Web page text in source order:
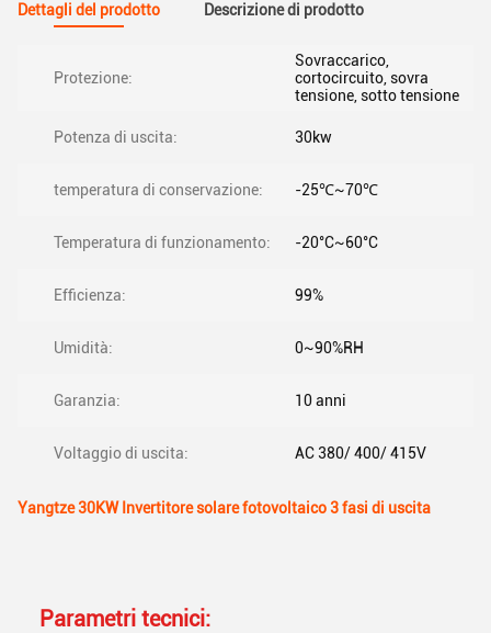
Dettagli del prodotto Descrizione di prodotto
Protezione:
Sovraccarico,
cortocircuito, sovra
tensione, sotto tensione
Potenza di uscita: 30kw
temperatura di conservazione: -25℃~70℃
Temperatura di funzionamento: -20°C~60°C
Efficienza: 99%
Umidità: 0~90%RH
Garanzia: 10 anni
Voltaggio di uscita: AC 380/ 400/ 415V
Yangtze 30KW Invertitore solare fotovoltaico 3 fasi di uscita
Parametri tecnici: